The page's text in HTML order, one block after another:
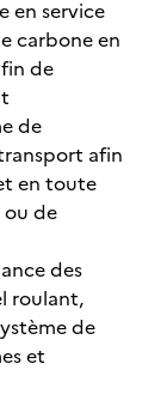
en service
carbone en
de
de
afin
en toute
de
des
roulant,
de
et